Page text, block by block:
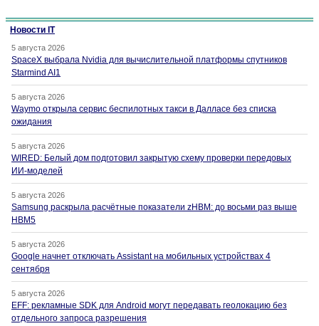
Новости IT
5 августа 2026
SpaceX выбрала Nvidia для вычислительной платформы спутников
Starmind AI1
5 августа 2026
Waymo открыла сервис беспилотных такси в Далласе без списка
ожидания
5 августа 2026
WIRED: Белый дом подготовил закрытую схему проверки передовых
ИИ-моделей
5 августа 2026
Samsung раскрыла расчётные показатели zHBM: до восьми раз выше
HBM5
5 августа 2026
Google начнет отключать Assistant на мобильных устройствах 4
сентября
5 августа 2026
EFF: рекламные SDK для Android могут передавать геолокацию без
отдельного запроса разрешения